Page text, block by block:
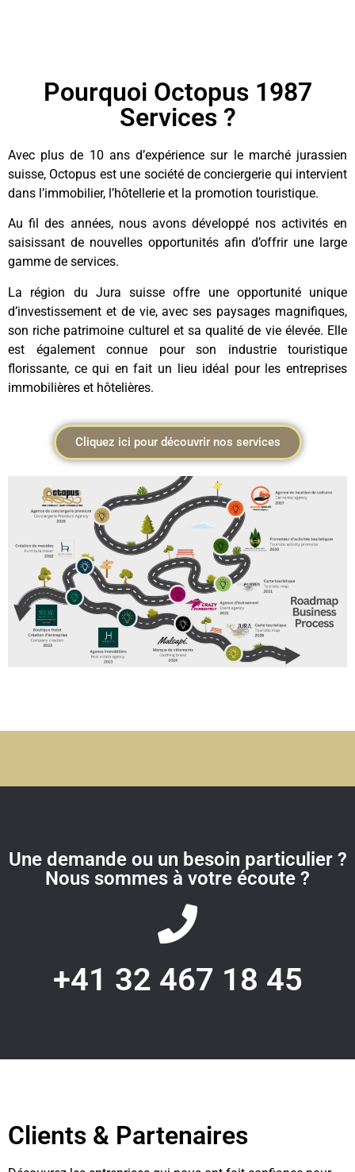
Pourquoi Octopus 1987
Services ?
Avec plus de 10 ans d’expérience sur le marché jurassien
suisse, Octopus est une société de conciergerie qui intervient
dans l’immobilier, l’hôtellerie et la promotion touristique.
Au fil des années, nous avons développé nos activités en
saisissant de nouvelles opportunités afin d’offrir une large
gamme de services.
La région du Jura suisse offre une opportunité unique
d’investissement et de vie, avec ses paysages magnifiques,
son riche patrimoine culturel et sa qualité de vie élevée. Elle
est également connue pour son industrie touristique
florissante, ce qui en fait un lieu idéal pour les entreprises
immobilières et hôtelières.
Cliquez ici pour découvrir nos services
Une demande ou un besoin particulier ?
Nous sommes à votre écoute ?
+41 32 467 18 45
Clients & Partenaires